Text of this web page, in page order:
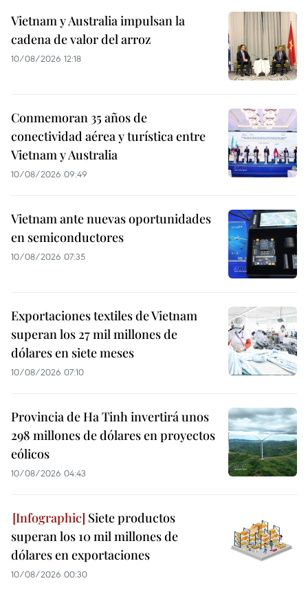
Vietnam y Australia impulsan la
cadena de valor del arroz
10/08/2026 12:18
Conmemoran 35 años de
conectividad aérea y turística entre
Vietnam y Australia
10/08/2026 09:49
Vietnam ante nuevas oportunidades
en semiconductores
10/08/2026 07:35
Exportaciones textiles de Vietnam
superan los 27 mil millones de
dólares en siete meses
10/08/2026 07:10
Provincia de Ha Tinh invertirá unos
298 millones de dólares en proyectos
eólicos
10/08/2026 04:43
Siete productos
superan los 10 mil millones de
dólares en exportaciones
10/08/2026 00:30